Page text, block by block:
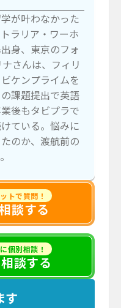
が叶わなかった
ラリア・ワーホ
身、東京のフォ
さんは、フィリ
ケンプライムを
課題提出で英語
後もタビプラで
ている。悩みに
のか、渡航前の
トで質問！
談する
個別相談！
談する
す